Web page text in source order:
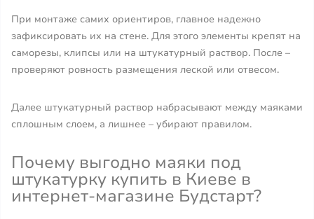
При монтаже самих ориентиров, главное надежно
зафиксировать их на стене. Для этого элементы крепят на
саморезы, клипсы или на штукатурный раствор. После –
проверяют ровность размещения леской или отвесом.
Далее штукатурный раствор набрасывают между маяками
сплошным слоем, а лишнее – убирают правилом.
Почему выгодно маяки под
штукатурку купить в Киеве в
интернет-магазине Будстарт?